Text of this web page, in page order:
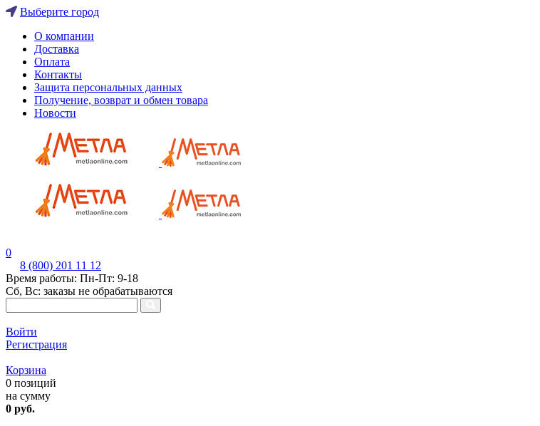
Выберите город
О компании
Доставка
Оплата
Контакты
Защита персональных данных
Получение, возврат и обмен товара
Новости
0
8 (800) 201 11 12
Время работы: Пн-Пт: 9-18
Сб, Вс: заказы не обрабатываются
Войти
Регистрация
Корзина
0 позиций
на сумму
0 руб.